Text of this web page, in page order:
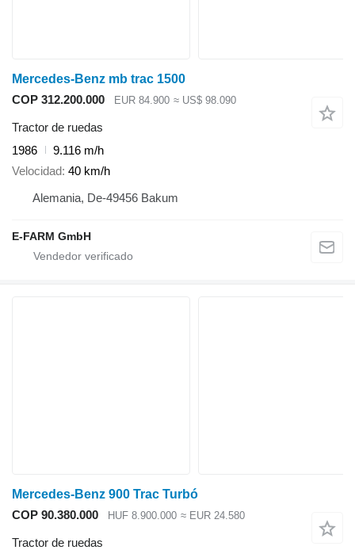
Mercedes-Benz mb trac 1500
COP 312.200.000
EUR 84.900 ≈ US$ 98.090
Tractor de ruedas
1986
9.116 m/h
Velocidad 40 km/h
Alemania, De-49456 Bakum
E-FARM GmbH
Mercedes-Benz 900 Trac Turbó
COP 90.380.000
HUF 8.900.000 ≈ EUR 24.580
Tractor de ruedas